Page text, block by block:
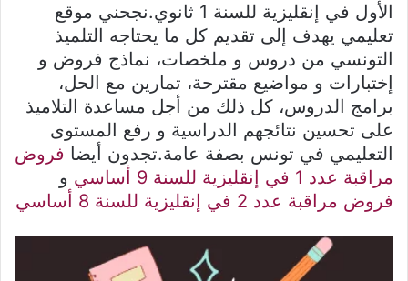
الأول في إنقليزية للسنة 1 ثانوي.نجحني موقع
تعليمي يهدف إلى تقديم كل ما يحتاجه التلميذ
التونسي من دروس و ملخصات، نماذج فروض و
إختبارات و مواضيع مقترحة، تمارين مع الحل،
برامج الدروس، كل ذلك من أجل مساعدة التلاميذ
على تحسين نتائجهم الدراسية و رفع المستوى
التعليمي في تونس بصفة عامة.تجدون أيضا فروض
مراقبة عدد 1 في إنقليزية للسنة 9 أساسي
و
فروض مراقبة عدد 2 في إنقليزية للسنة 8 أساسي